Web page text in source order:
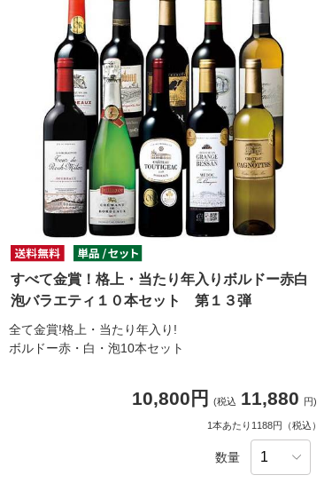
すべて金賞！格上・当たり年入りボルドー赤白
泡バラエティ１０本セット 第１３弾
全て金賞!格上・当たり年入り!
ボルドー赤・白・泡10本セット
10,800円 (税込 11,880 円)
1本あたり1188円（税込）
数量